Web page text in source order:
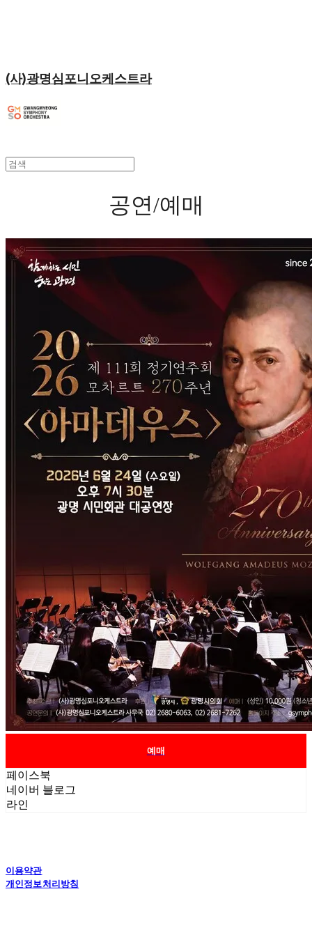
(사)광명심포니오케스트라
공연/예매
예매
페이스북
네이버 블로그
라인
이용약관
개인정보처리방침